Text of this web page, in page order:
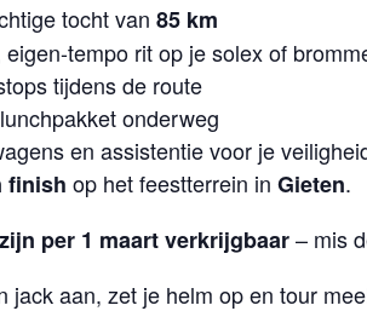
tocht van 85 km
eigen-tempo rit op je solex of
tijdens de route
onderweg
en assistentie voor je
finish op het feestterrein in Gieten.
per 1 maart verkrijgbaar– mis
jack aan, zet je helm op en tour